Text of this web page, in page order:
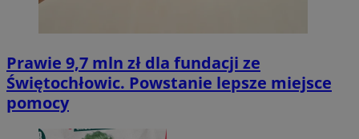
Prawie 9,7 mln zł dla fundacji ze
Świętochłowic. Powstanie lepsze miejsce
pomocy